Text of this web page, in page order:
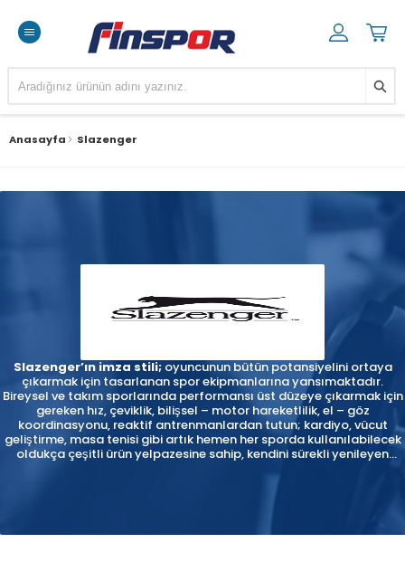
Anasayfa Slazenger
Slazenger’ın imza stili; oyuncunun bütün potansiyelini ortaya
çıkarmak için tasarlanan spor ekipmanlarına yansımaktadır.
Bireysel ve takım sporlarında performansı üst düzeye çıkarmak için
gereken hız, çeviklik, bilişsel – motor hareketlilik, el – göz
koordinasyonu, reaktif antrenmanlardan tutun; kardiyo, vücut
geliştirme, masa tenisi gibi artık hemen her sporda kullanılabilecek
oldukça çeşitli ürün yelpazesine sahip, kendini sürekli yenileyen